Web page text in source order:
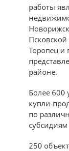
работы
Торопец и
районе.
Более 600
купли-
по
250